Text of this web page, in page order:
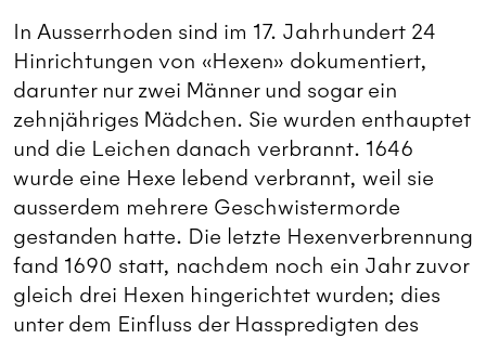
In Ausserrhoden sind im 17. Jahrhundert 24
Hinrichtungen von «Hexen» dokumentiert,
darunter nur zwei Männer und sogar ein
zehnjähriges Mädchen. Sie wurden enthauptet
und die Leichen danach verbrannt. 1646
wurde eine Hexe lebend verbrannt, weil sie
ausserdem mehrere Geschwistermorde
gestanden hatte. Die letzte Hexenverbrennung
fand 1690 statt, nachdem noch ein Jahr zuvor
gleich drei Hexen hingerichtet wurden; dies
unter dem Einfluss der Hasspredigten des